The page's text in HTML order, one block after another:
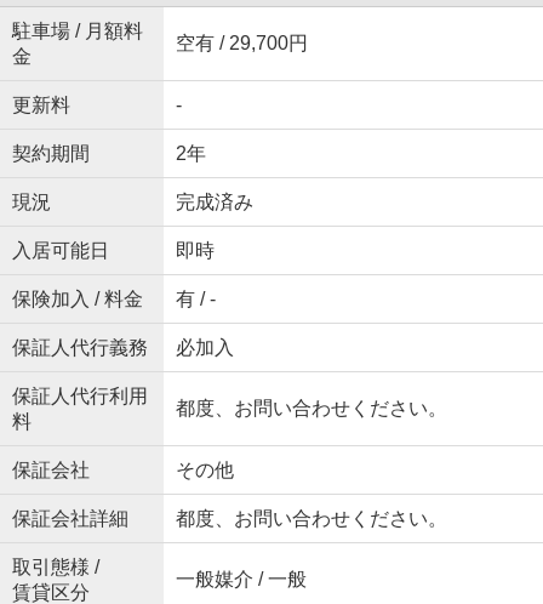
駐車場 / 月額料
金
空有 / 29,700円
更新料 -
契約期間 2年
現況 完成済み
入居可能日 即時
保険加入 / 料金 有 / -
保証人代行義務 必加入
保証人代行利用
料
都度、お問い合わせください。
保証会社 その他
保証会社詳細 都度、お問い合わせください。
取引態様 /
賃貸区分
一般媒介 / 一般